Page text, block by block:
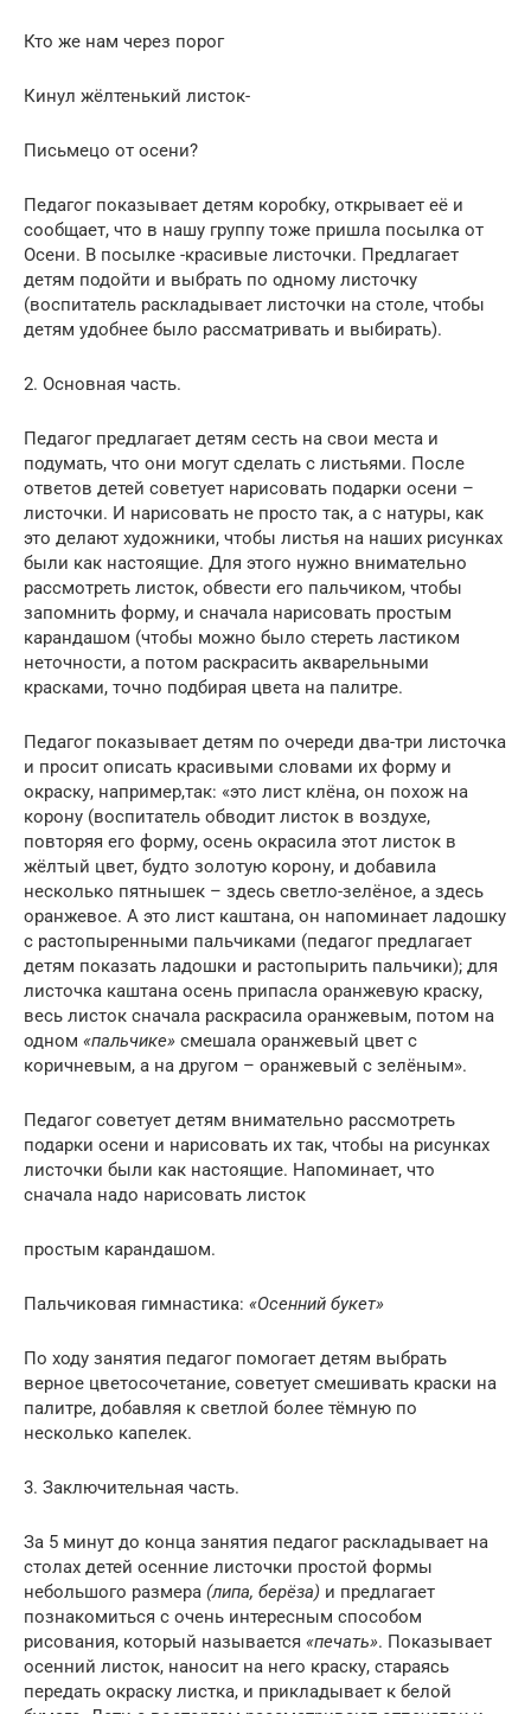
Кто же нам через порог
Кинул жёлтенький листок-
Письмецо от осени?
Педагог показывает детям коробку, открывает её и
сообщает, что в нашу группу тоже пришла посылка от
Осени. В посылке -красивые листочки. Предлагает
детям подойти и выбрать по одному листочку
(воспитатель раскладывает листочки на столе, чтобы
детям удобнее было рассматривать и выбирать).
2. Основная часть.
Педагог предлагает детям сесть на свои места и
подумать, что они могут сделать с листьями. После
ответов детей советует нарисовать подарки осени –
листочки. И нарисовать не просто так, а с натуры, как
это делают художники, чтобы листья на наших рисунках
были как настоящие. Для этого нужно внимательно
рассмотреть листок, обвести его пальчиком, чтобы
запомнить форму, и сначала нарисовать простым
карандашом (чтобы можно было стереть ластиком
неточности, а потом раскрасить акварельными
красками, точно подбирая цвета на палитре.
Педагог показывает детям по очереди два-три листочка
и просит описать красивыми словами их форму и
окраску, например,так: «это лист клёна, он похож на
корону (воспитатель обводит листок в воздухе,
повторяя его форму, осень окрасила этот листок в
жёлтый цвет, будто золотую корону, и добавила
несколько пятнышек – здесь светло-зелёное, а здесь
оранжевое. А это лист каштана, он напоминает ладошку
с растопыренными пальчиками (педагог предлагает
детям показать ладошки и растопырить пальчики); для
листочка каштана осень припасла оранжевую краску,
весь листок сначала раскрасила оранжевым, потом на
одном «пальчике» смешала оранжевый цвет с
коричневым, а на другом – оранжевый с зелёным».
Педагог советует детям внимательно рассмотреть
подарки осени и нарисовать их так, чтобы на рисунках
листочки были как настоящие. Напоминает, что
сначала надо нарисовать листок
простым карандашом.
Пальчиковая гимнастика: «Осенний букет»
По ходу занятия педагог помогает детям выбрать
верное цветосочетание, советует смешивать краски на
палитре, добавляя к светлой более тёмную по
несколько капелек.
3. Заключительная часть.
За 5 минут до конца занятия педагог раскладывает на
столах детей осенние листочки простой формы
небольшого размера (липа, берёза) и предлагает
познакомиться с очень интересным способом
рисования, который называется «печать». Показывает
осенний листок, наносит на него краску, стараясь
передать окраску листка, и прикладывает к белой